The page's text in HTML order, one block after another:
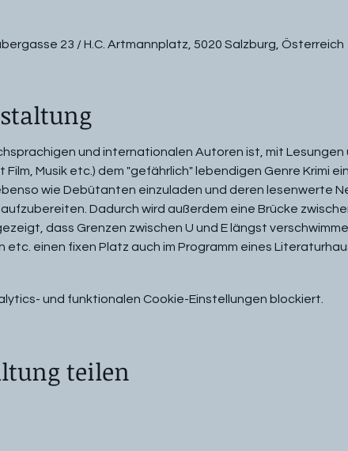
23 / H.C. Artmannplatz, 5020 Salzburg, Österreich
und internationalen Autoren ist, mit Lesungen
Film, Musik etc.) dem "gefährlich" lebendigen Genre Krimi
wie Debütanten einzuladen und deren lesenwerte
Dadurch wird außerdem eine Brücke
dass Grenzen zwischen U und E längst
etc. einen fixen Platz auch im Programm eines
und funktionalen Cookie-Einstellungen blockiert.
teilen